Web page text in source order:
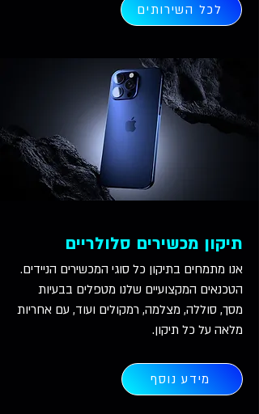
לכל השירותים
תיקון מכשירים סלולריים
אנו מתמחים בתיקון כל סוגי המכשירים הניידים.
הטכנאים המקצועיים שלנו מטפלים בבעיות
מסך, סוללה, מצלמה, רמקולים ועוד, עם אחריות
מלאה על כל תיקון.
מידע נוסף